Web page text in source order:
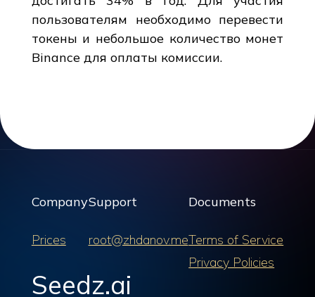
пользователям необходимо перевести
токены и небольшое количество монет
Binance для оплаты комиссии.
Company
Prices
Support
root@zhdanov.me
Documents
Terms of Service
Privacy Policies
Seedz.ai